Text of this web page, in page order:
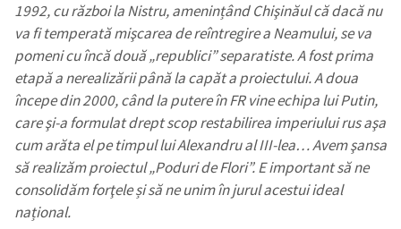
1992, cu război la Nistru, amenințând Chişinăul că dacă nu
va fi temperată mişcarea de reîntregire a Neamului, se va
pomeni cu încă două „republici” separatiste. A fost prima
etapă a nerealizării până la capăt a proiectului. A doua
începe din 2000, când la putere în FR vine echipa lui Putin,
care şi-a formulat drept scop restabilirea imperiului rus aşa
cum arăta el pe timpul lui Alexandru al III-lea… Avem şansa
să realizăm proiectul „Poduri de Flori”. E important să ne
consolidăm forţele și să ne unim în jurul acestui ideal
național.